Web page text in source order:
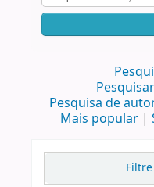
Pesquisa de
Mais popular